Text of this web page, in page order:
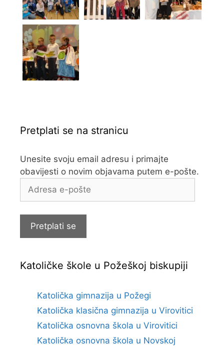
Pretplati se na stranicu
Unesite svoju email adresu i primajte
obavijesti o novim objavama putem e-pošte.
Adresa
Pretplati se
Katoličke škole u Požeškoj biskupiji
Katolička gimnazija u Požegi
Katolička klasična gimnazija u Virovitici
Katolička osnovna škola u Virovitici
Katolička osnovna škola u Novskoj